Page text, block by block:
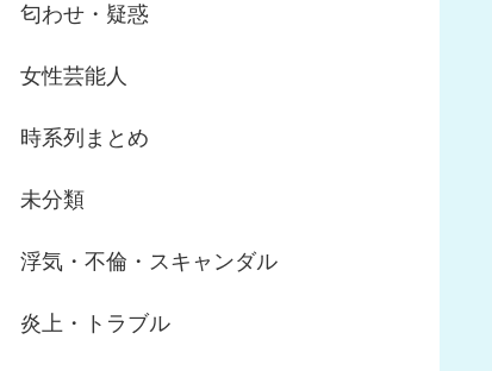
匂わせ・疑惑
女性芸能人
時系列まとめ
未分類
浮気・不倫・スキャンダル
炎上・トラブル